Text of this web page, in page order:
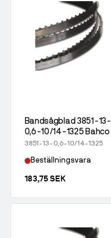
Bandsågblad 3851-13-
0,6-10/14-1325 Bahco
3851-13-0,6-10/14-1325
Beställningsvara
183,75 SEK